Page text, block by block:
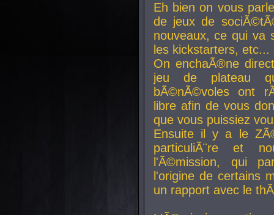
Eh bien on vous
de jeux de
nouveaux, ce qui va
les kickstarters, etc...
On enchaÃ®ne
jeu de plateau
bÃ©nÃ©voles ont
libre afin de vous
que vous puissiez
Ensuite il y a le
particuliÃ¨re et
l'Ã©mission, qui
l'origine de certains
un rapport avec le